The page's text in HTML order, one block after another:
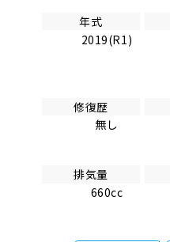
年式
2019(R1)
修復歴
無し
排気量
660cc